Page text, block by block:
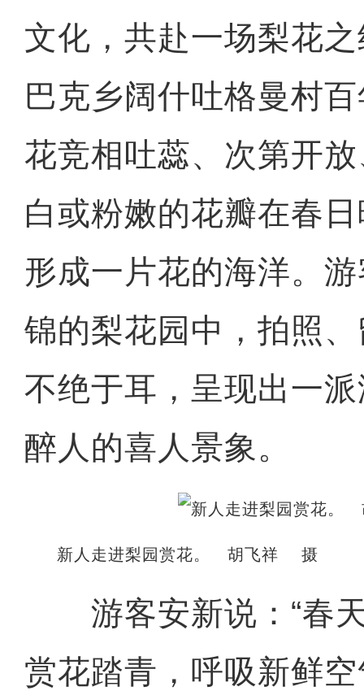
文化，共赴一场梨花
巴克乡阔什吐格曼村
花竞相吐蕊、次第开
白或粉嫩的花瓣在春
形成一片花的海洋。
锦的梨花园中，拍照
不绝于耳，呈现出一
醉人的喜人景象。
新人走进梨园赏花。 胡飞祥 摄
游客安新说：“春天
赏花踏青，呼吸新鲜